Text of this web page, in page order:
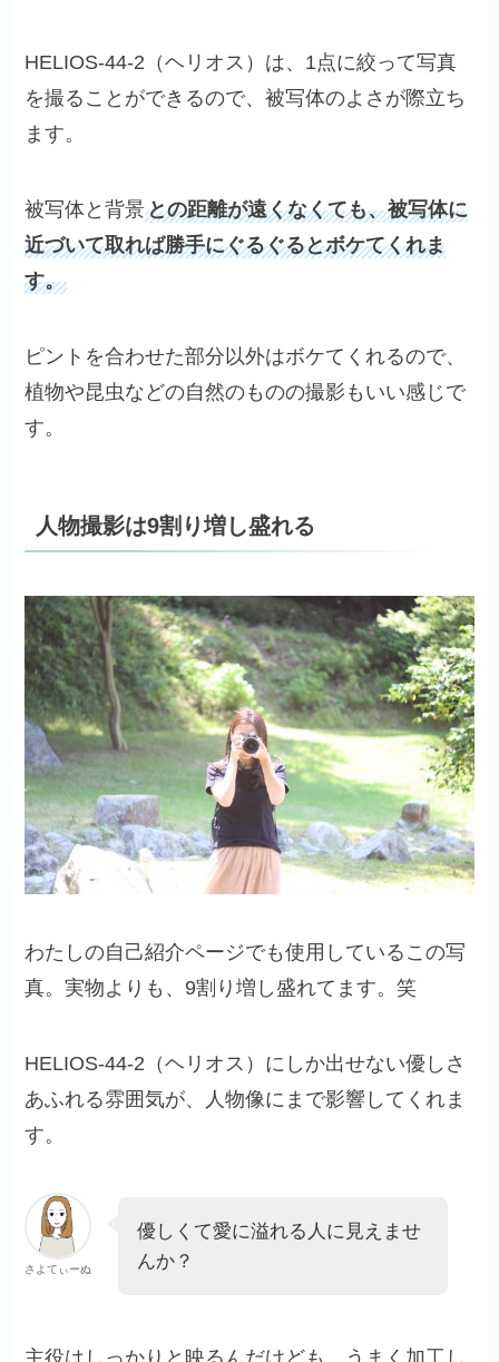
HELIOS-44-2（ヘリオス）は、1点に絞って写真
を撮ることができるので、被写体のよさが際立ち
ます。
被写体と背景との距離が遠くなくても、被写体に
近づいて取れば勝手にぐるぐるとボケてくれま
す。
ピントを合わせた部分以外はボケてくれるので、
植物や昆虫などの自然のものの撮影もいい感じで
す。
人物撮影は9割り増し盛れる
わたしの自己紹介ページでも使用しているこの写
真。実物よりも、9割り増し盛れてます。笑
HELIOS-44-2（ヘリオス）にしか出せない優しさ
あふれる雰囲気が、人物像にまで影響してくれま
す。
さよてぃーぬ
優しくて愛に溢れる人に見えませ
んか？
主役はしっかりと映るんだけども、うまく加工し